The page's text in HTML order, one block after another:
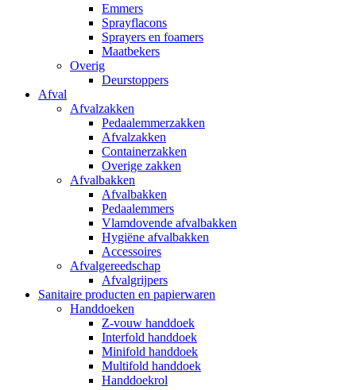
Emmers
Sprayflacons
Sprayers en foamers
Maatbekers
Overig
Deurstoppers
Afval
Afvalzakken
Pedaalemmerzakken
Afvalzakken
Containerzakken
Overige zakken
Afvalbakken
Afvalbakken
Pedaalemmers
Vlamdovende afvalbakken
Hygiëne afvalbakken
Accessoires
Afvalgereedschap
Afvalgrijpers
Sanitaire producten en papierwaren
Handdoeken
Z-vouw handdoek
Interfold handdoek
Minifold handdoek
Multifold handdoek
Handdoekrol